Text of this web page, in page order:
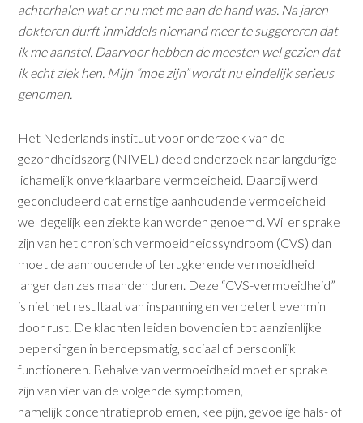
achterhalen wat er nu met me aan de hand was. Na jaren
dokteren durft inmiddels niemand meer te suggereren dat
ik me aanstel. Daarvoor hebben de meesten wel gezien dat
ik echt ziek hen. Mijn “moe zijn” wordt nu eindelijk serieus
genomen.
Het Nederlands instituut voor onderzoek van de
gezondheidszorg (NIVEL) deed onderzoek naar langdurige
lichamelijk onverklaarbare vermoeidheid. Daarbij werd
geconcludeerd dat ernstige aanhoudende vermoeidheid
wel degelijk een ziekte kan worden genoemd. Wil er sprake
zijn van het chronisch vermoeidheidssyndroom (CVS) dan
moet de aanhoudende of terugkerende vermoeidheid
langer dan zes maanden duren. Deze “CVS-vermoeidheid”
is niet het resultaat van inspanning en verbetert evenmin
door rust. De klachten leiden bovendien tot aanzienlijke
beperkingen in beroepsmatig, sociaal of persoonlijk
functioneren. Behalve van vermoeidheid moet er sprake
zijn van vier van de volgende symptomen,
namelijk concentratieproblemen, keelpijn, gevoelige hals- of